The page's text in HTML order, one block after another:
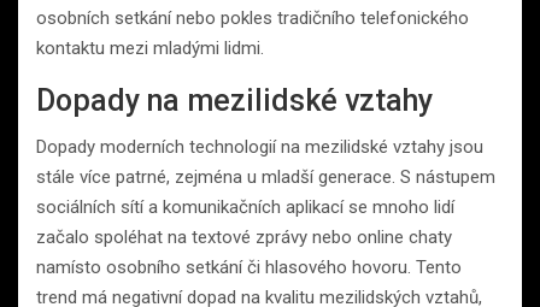
osobních setkání nebo pokles tradičního telefonického
kontaktu mezi mladými lidmi.
Dopady na mezilidské vztahy
Dopady moderních technologií na mezilidské vztahy jsou
stále více patrné, zejména u mladší generace. S nástupem
sociálních sítí a komunikačních aplikací se mnoho lidí
začalo spoléhat na textové zprávy nebo online chaty
namísto osobního setkání či hlasového hovoru. Tento
trend má negativní dopad na kvalitu mezilidských vztahů,